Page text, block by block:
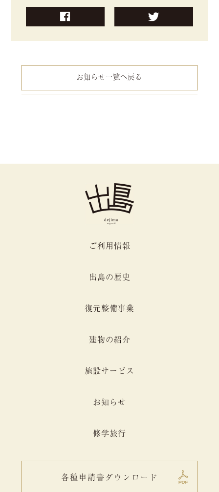
お知らせ一覧へ戻る
ご利用情報
出島の歴史
復元整備事業
建物の紹介
施設サービス
お知らせ
修学旅行
各種申請書ダウンロード